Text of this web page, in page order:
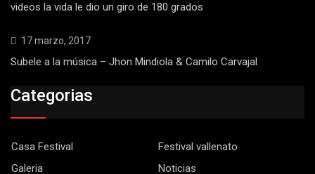
videos la vida le dio un giro de 180 grados
17 marzo, 2017
Subele a la música – Jhon Mindiola & Camilo Carvajal
Categorias
Casa Festival
Festival vallenato
Galeria
Noticias